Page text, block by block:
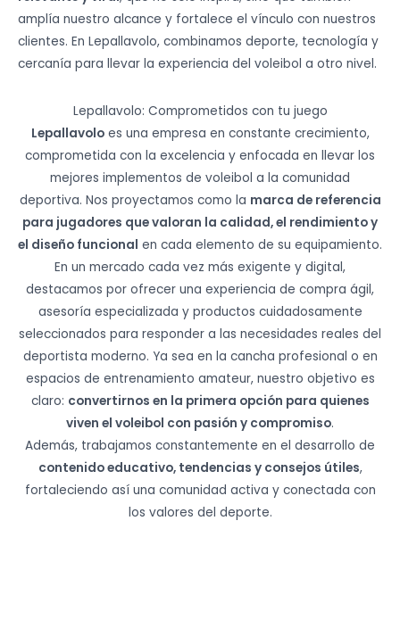
amplía nuestro alcance y fortalece el vínculo con nuestros
clientes. En Lepallavolo, combinamos deporte, tecnología y
cercanía para llevar la experiencia del voleibol a otro nivel.
Lepallavolo: Comprometidos con tu juego
Lepallavoloes una empresa en constante crecimiento,
comprometida con la excelencia y enfocada en llevar los
mejores implementos de voleibol a la comunidad
deportiva. Nos proyectamos como la marca de referencia
para jugadores que valoran la calidad, el rendimiento y
el diseño funcional en cada elemento de su equipamiento.
En un mercado cada vez más exigente y digital,
destacamos por ofrecer una experiencia de compra ágil,
asesoría especializada y productos cuidadosamente
seleccionados para responder a las necesidades reales del
deportista moderno. Ya sea en la cancha profesional o en
espacios de entrenamiento amateur, nuestro objetivo es
claro: convertirnos en la primera opción para quienes
viven el voleibol con pasión y compromiso.
Además, trabajamos constantemente en el desarrollo de
contenido educativo, tendencias y consejos útiles,
fortaleciendo así una comunidad activa y conectada con
los valores del deporte.